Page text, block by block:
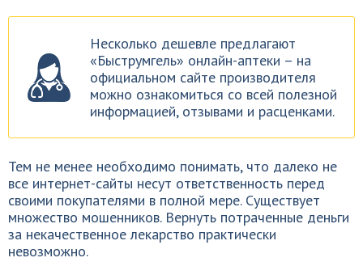
Несколько дешевле предлагают
«Быструмгель» онлайн-аптеки – на
официальном сайте производителя
можно ознакомиться со всей полезной
информацией, отзывами и расценками.
Тем не менее необходимо понимать, что далеко не
все интернет-сайты несут ответственность перед
своими покупателями в полной мере. Существует
множество мошенников. Вернуть потраченные деньги
за некачественное лекарство практически
невозможно.